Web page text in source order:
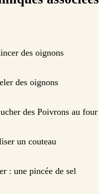
des oignons
des oignons
des Poivrons au four
un couteau
: une pincée de sel